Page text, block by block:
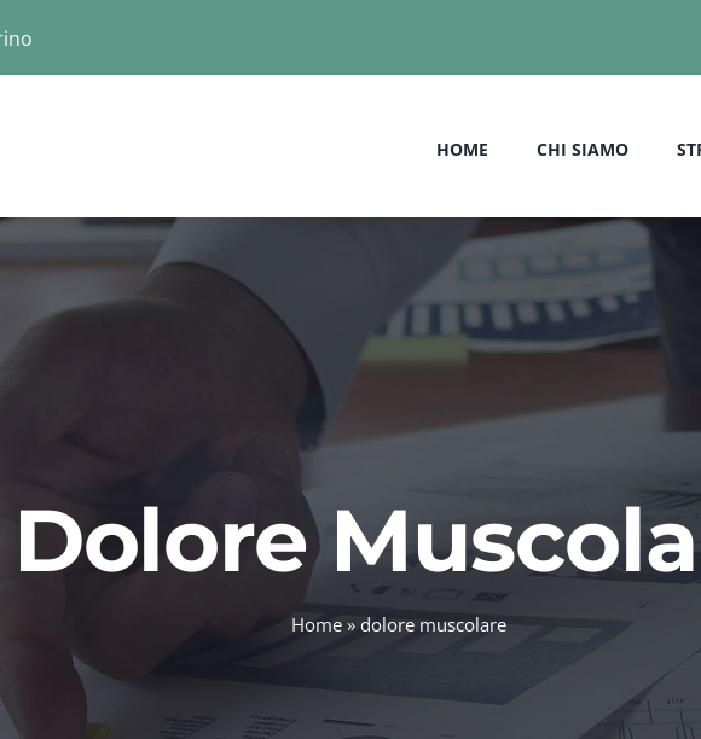
HOME CHI SIAMO
Dolore
Home » dolore muscolare